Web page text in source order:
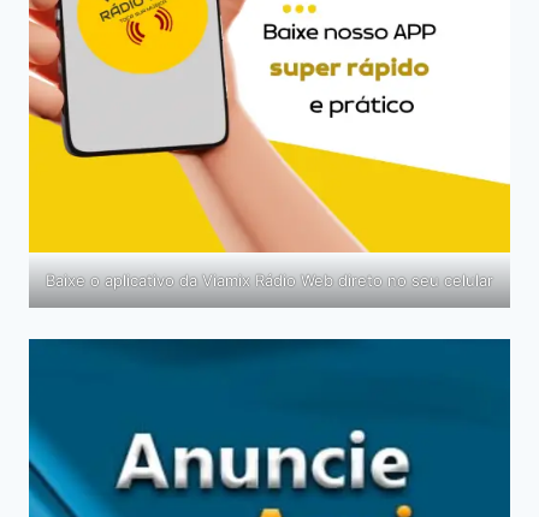
Baixe o aplicativo da Viamix Rádio Web direto no seu celular